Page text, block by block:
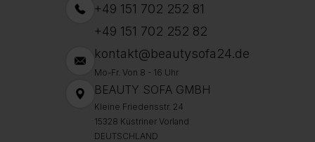
+49 151 702 252 81
+49 151 702 252 82
kontakt@beautysofa24.de
Mo-Fr. Von 8 - 16 Uhr
BEAUTY SOFA GMBH
Kleine Friedensstr. 24
15328 Küstriner Vorland
DEUTSCHLAND